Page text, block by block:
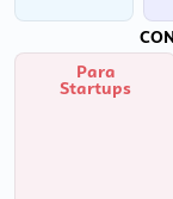
Para
Startups